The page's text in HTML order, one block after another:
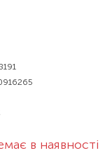
в наявності